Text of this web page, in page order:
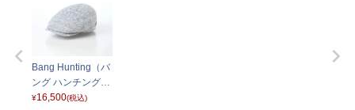
Bang Hunting（バ
ング ハンチング）
ブルー
¥16,500(税込)